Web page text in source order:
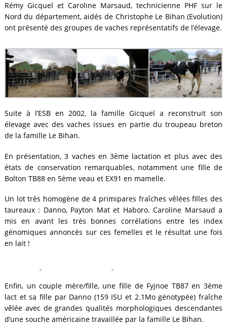
Rémy Gicquel et Caroline Marsaud, technicienne PHF sur le
Nord du département, aidés de Christophe Le Bihan (Evolution)
ont présenté des groupes de vaches représentatifs de l’élevage.
Suite à l’ESB en 2002, la famille Gicquel a reconstruit son
élevage avec des vaches issues en partie du troupeau breton
de la famille Le Bihan.
En présentation, 3 vaches en 3ème lactation et plus avec des
états de conservation remarquables, notamment une fille de
Bolton TB88 en 5ème veau et EX91 en mamelle.
Un lot très homogène de 4 primipares fraîches vêlées filles des
taureaux : Danno, Payton Mat et Haboro. Caroline Marsaud a
mis en avant les très bonnes corrélations entre les index
génomiques annoncés sur ces femelles et le résultat une fois
en lait !
Enfin, un couple mère/fille, une fille de Fyjnoe TB87 en 3ème
lact et sa fille par Danno (159 ISU et 2.1Mo génotypée) fraîche
vêlée avec de grandes qualités morphologiques descendantes
d’une souche américaine travaillée par la famille Le Bihan.